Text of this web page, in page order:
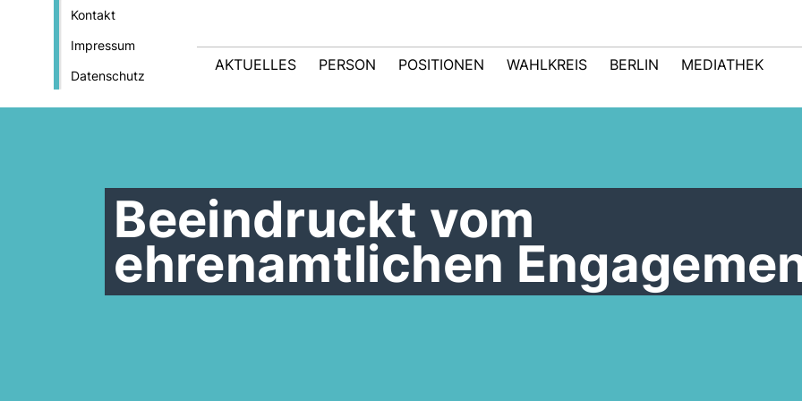
Kontakt
Impressum
Datenschutz
AKTUELLES PERSON POSITIONEN WAHLKREIS BERLIN MEDIATHEK
Beeindruckt vom
ehrenamtlichen